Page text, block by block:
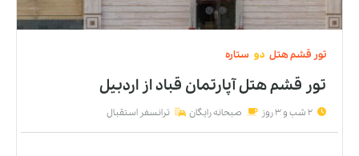
تور قشمهتل دو ستاره
تور قشم هتل آپارتمان قباداز اردبیل
2 شب و 3 روز صبحانه رایگان ترانسفر استقبال